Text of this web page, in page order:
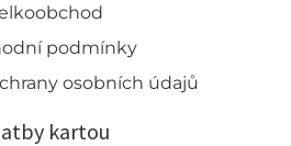
podmínky
osobních údajů
kartou